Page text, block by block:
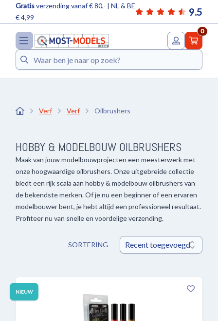
9.5
Gratisverzending vanaf € 80,- | NL & BE
€ 4,99
0
Zoeken
Verf Verf Oilbrushers
HOBBY & MODELBOUW OILBRUSHERS
Maak van jouw modelbouwprojecten een meesterwerk met
onze hoogwaardige oilbrushers. Onze uitgebreide collectie
biedt een rijk scala aan hobby & modelbouw oilbrushers van
de bekendste merken. Of je nu een beginner of een ervaren
modelbouwer bent, je hebt altijd een professioneel resultaat.
Profiteer nu van snelle en voordelige verzending.
SORTERING
NIEUW